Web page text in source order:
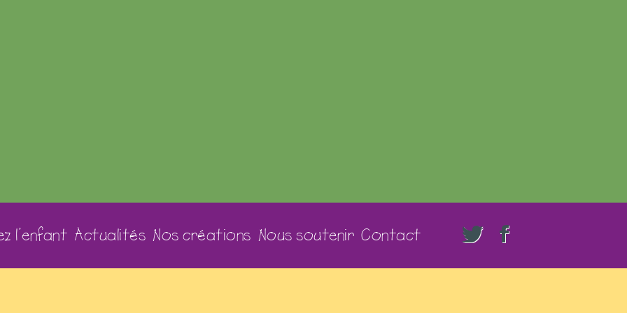
l’enfant Actualités Nos créations Nous soutenir Contact